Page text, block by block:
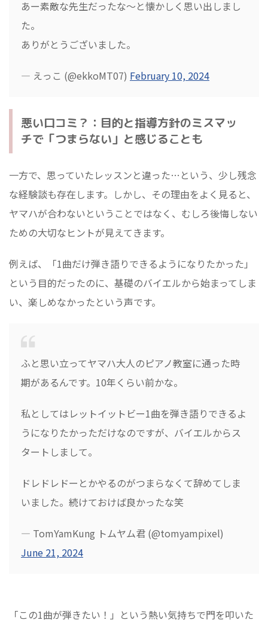
あー素敵な先生だったな～と懐かしく思い出しまし
た。
ありがとうございました。
— えっこ (@ekkoMT07) February 10, 2024
悪い口コミ？：目的と指導方針のミスマッ
チで「つまらない」と感じることも
一方で、思っていたレッスンと違った…という、少し残念
な経験談も存在します。しかし、その理由をよく見ると、
ヤマハが合わないということではなく、むしろ後悔しない
ための大切なヒントが見えてきます。
例えば、「1曲だけ弾き語りできるようになりたかった」
という目的だったのに、基礎のバイエルから始まってしま
い、楽しめなかったという声です。
ふと思い立ってヤマハ大人のピアノ教室に通った時
期があるんです。10年くらい前かな。
私としてはレットイットビー1曲を弾き語りできるよ
うになりたかっただけなのですが、バイエルからス
タートしまして。
ドレドレドーとかやるのがつまらなくて辞めてしま
いました。続けておけば良かったな笑
— TomYamKung トムヤム君 (@tomyampixel)
June 21, 2024
「この1曲が弾きたい！」という熱い気持ちで門を叩いた